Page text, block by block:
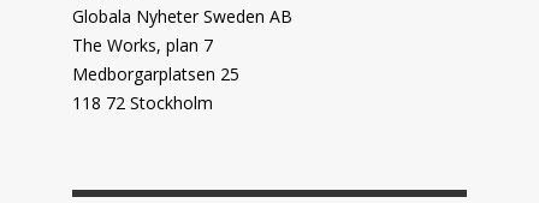
Globala Nyheter Sweden AB
The Works, plan 7
Medborgarplatsen 25
118 72 Stockholm